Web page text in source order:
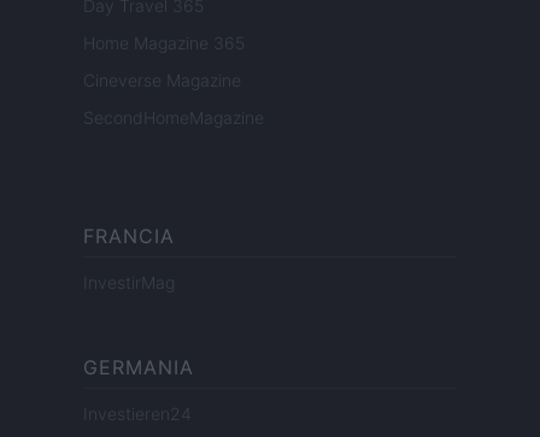
Day Travel 365
Home Magazine 365
Cineverse Magazine
SecondHomeMagazine
FRANCIA
InvestirMag
GERMANIA
Investieren24